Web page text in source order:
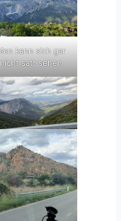
kann sich gar
nicht satt sehen